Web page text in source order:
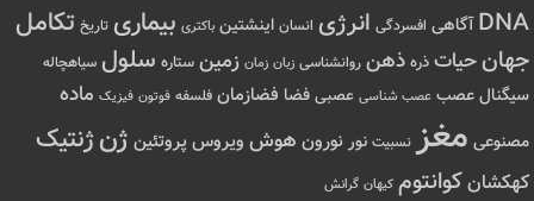
DNA آگاهی افسردگی انرژی انسان اینشتین باکتری بیماری تاریخ تکامل
جهانحیات ذره ذهن روانشناسی زبان زمان زمین ستاره سلول سیاهچاله
سیگنال عصب عصب شناسی عصبی فضا فضازمان فلسفه فوتون فیزیک ماده
مصنوعی مغز نسبیت نور نورون هوش ویروس پروتئین ژنژنتیک
کهکشانکوانتوم کیهان گرانش